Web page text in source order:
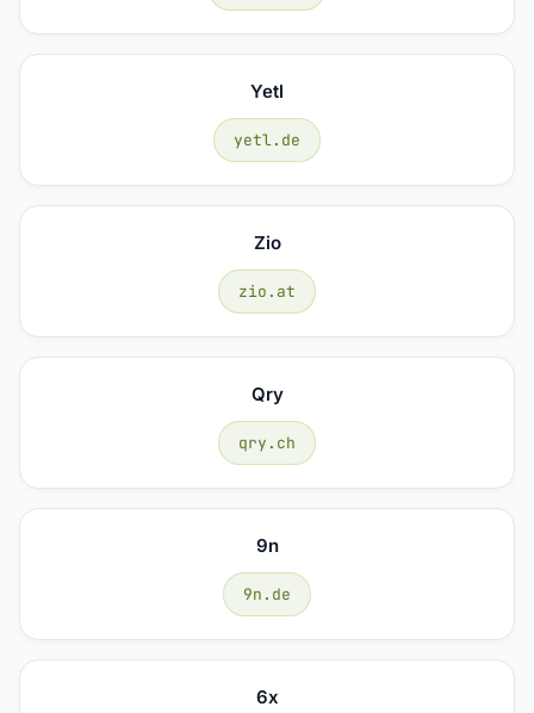
Yetl
yetl.de
Zio
zio.at
Qry
qry.ch
9n
9n.de
6x